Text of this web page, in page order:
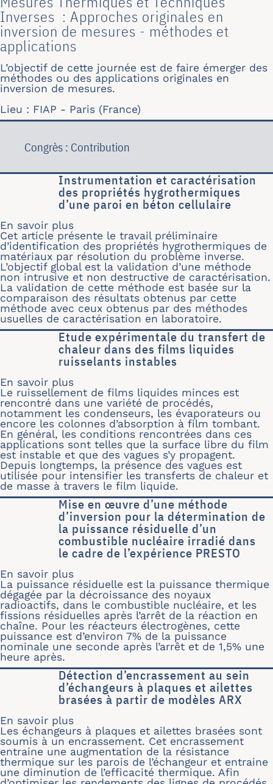
Inverses : Approches originales en
inversion de mesures - méthodes et
applications
L’objectif de cette journée est de faire émerger des
méthodes ou des applications originales en
inversion de mesures.
Lieu : FIAP - Paris (France)
Congrès : Contribution
Instrumentation et caractérisation
des propriétés hygrothermiques
d’une paroi en béton cellulaire
En savoir plus
Cet article présente le travail préliminaire
d’identification des propriétés hygrothermiques de
matériaux par résolution du problème inverse.
L’objectif global est la validation d’une méthode
non intrusive et non destructive de caractérisation.
La validation de cette méthode est basée sur la
comparaison des résultats obtenus par cette
méthode avec ceux obtenus par des méthodes
usuelles de caractérisation en laboratoire.
Etude expérimentale du transfert de
chaleur dans des films liquides
ruisselants instables
En savoir plus
Le ruissellement de films liquides minces est
rencontré dans une variété de procédés,
notamment les condenseurs, les évaporateurs ou
encore les colonnes d’absorption à film tombant.
En général, les conditions rencontrées dans ces
applications sont telles que la surface libre du film
est instable et que des vagues s’y propagent.
Depuis longtemps, la présence des vagues est
utilisée pour intensifier les transferts de chaleur et
de masse à travers le film liquide.
Mise en œuvre d’une méthode
d’inversion pour la détermination de
la puissance résiduelle d’un
combustible nucléaire irradié dans
le cadre de l’expérience PRESTO
En savoir plus
La puissance résiduelle est la puissance thermique
dégagée par la décroissance des noyaux
radioactifs, dans le combustible nucléaire, et les
fissions résiduelles après l’arrêt de la réaction en
chaîne. Pour les réacteurs électrogènes, cette
puissance est d’environ 7% de la puissance
nominale une seconde après l’arrêt et de 1,5% une
heure après.
Détection d’encrassement au sein
d’échangeurs à plaques et ailettes
brasées à partir de modèles ARX
En savoir plus
Les échangeurs à plaques et ailettes brasées sont
soumis à un encrassement. Cet encrassement
entraine une augmentation de la résistance
thermique sur les parois de l’échangeur et entraine
une diminution de l’efficacité thermique. Afin